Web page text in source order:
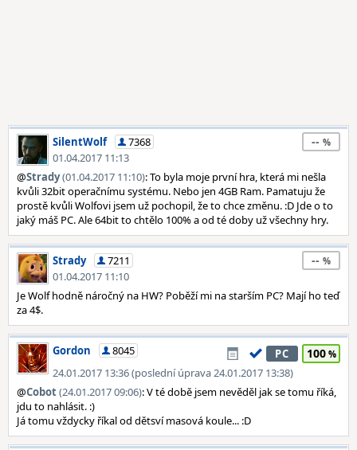
SilentWolf
7368
01.04.2017 11:13
--
@Strady(01.04.2017 11:10): To byla moje první hra, která mi nešla
kvůli 32bit operačnímu systému. Nebo jen 4GB Ram. Pamatuju že
prostě kvůli Wolfovi jsem už pochopil, že to chce změnu. :D Jde o to
jaký máš PC. Ale 64bit to chtělo 100% a od té doby už všechny hry.
Strady
7211
01.04.2017 11:10
--
Je Wolf hodně náročný na HW? Poběží mi na starším PC? Mají ho teď
za 4$.
Gordon
8045
24.01.2017 13:36 (poslední úprava 24.01.2017 13:38)
PC 100
@Cobot(24.01.2017 09:06): V té době jsem nevěděl jak se tomu říká,
jdu to nahlásit. :)
Já tomu vždycky říkal od dětsví masová koule... :D